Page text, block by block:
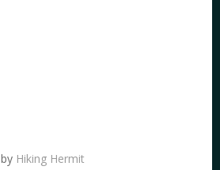
by Hiking Hermit